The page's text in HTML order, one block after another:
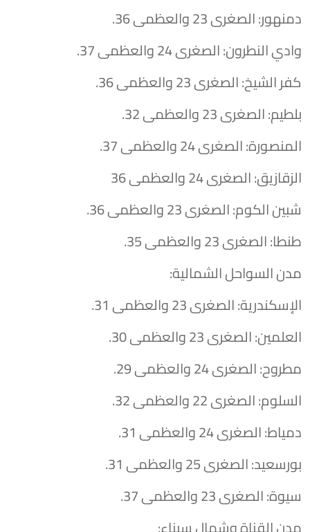
​دمنهور: الصغرى 23 والعظمى 36.
​وادي النطرون: الصغرى 24 والعظمى 37.
​كفر الشيخ: الصغرى 23 والعظمى 36.
​بلطيم: الصغرى 23 والعظمى 32.
​المنصورة: الصغرى 24 والعظمى 37.
​الزقازيق: الصغرى 24 والعظمى 36
​شبين الكوم: الصغرى 23 والعظمى 36.
​طنطا: الصغرى 23 والعظمى 35.
​مدن السواحل الشمالية:
​الإسكندرية: الصغرى 23 والعظمى 31.
​العلمين: الصغرى 23 والعظمى 30.
​مطروح: الصغرى 24 والعظمى 29.
​السلوم: الصغرى 22 والعظمى 32.
​دمياط: الصغرى 24 والعظمى 31.
​بورسعيد: الصغرى 25 والعظمى 31.
​سيوة: الصغرى 23 والعظمى 37.